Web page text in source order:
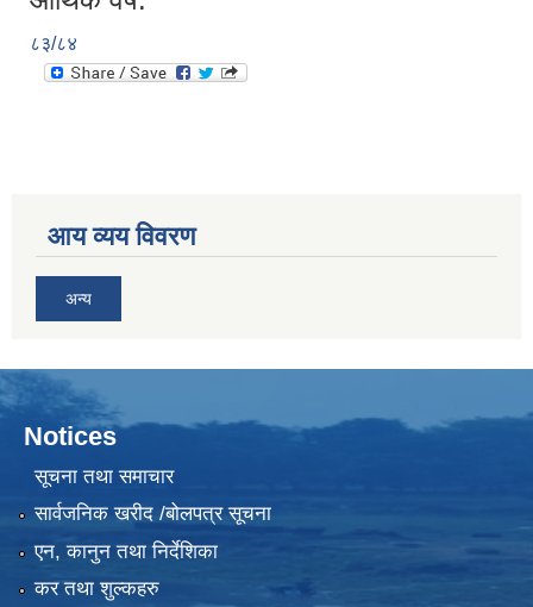
८३/८४
आय व्यय विवरण
अन्य
Notices
सूचना तथा समाचार
सार्वजनिक खरीद /बोलपत्र सूचना
एन, कानुन तथा निर्देशिका
कर तथा शुल्कहरु